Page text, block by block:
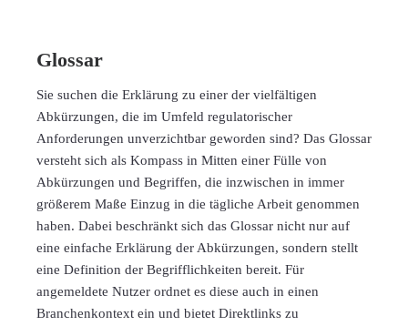
Glossar
Sie suchen die Erklärung zu einer der vielfältigen
Abkürzungen, die im Umfeld regulatorischer
Anforderungen unverzichtbar geworden sind? Das Glossar
versteht sich als Kompass in Mitten einer Fülle von
Abkürzungen und Begriffen, die inzwischen in immer
größerem Maße Einzug in die tägliche Arbeit genommen
haben. Dabei beschränkt sich das Glossar nicht nur auf
eine einfache Erklärung der Abkürzungen, sondern stellt
eine Definition der Begrifflichkeiten bereit. Für
angemeldete Nutzer ordnet es diese auch in einen
Branchenkontext ein und bietet Direktlinks zu